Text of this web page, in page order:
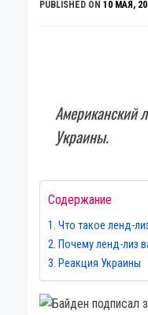
PUBLISHED ON 10 МАЯ,
Американский
Украины.
Содержание
Что такое ленд-
Почему ленд-лиз
Реакция Украины